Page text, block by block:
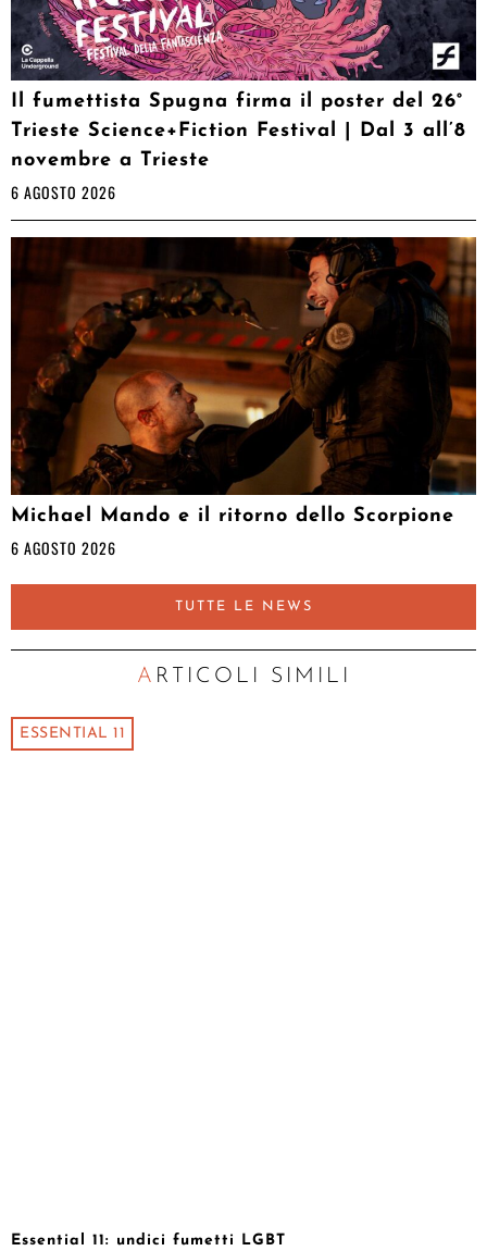
Il fumettista Spugna firma il poster del 26°
Trieste Science+Fiction Festival | Dal 3 all’8
novembre a Trieste
6 AGOSTO 2026
Michael Mando e il ritorno dello Scorpione
6 AGOSTO 2026
TUTTE LE NEWS
ARTICOLI SIMILI
ESSENTIAL 11
Essential 11: undici fumetti LGBT